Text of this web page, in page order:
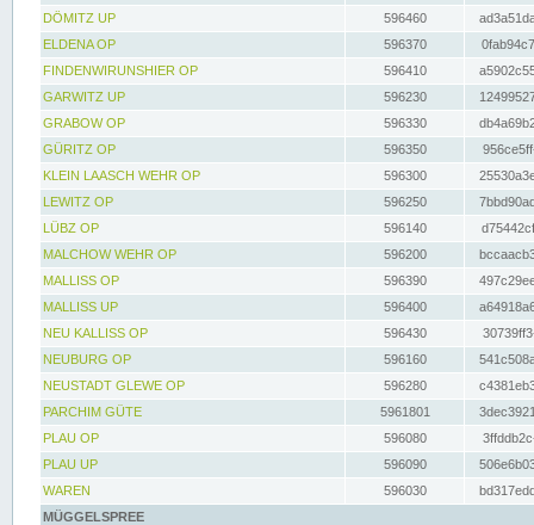
DÖMITZ UP
596460
ELDENA OP
596370
FINDENWIRUNSHIER OP
596410
GARWITZ UP
596230
GRABOW OP
596330
GÜRITZ OP
596350
KLEIN LAASCH WEHR OP
596300
LEWITZ OP
596250
LÜBZ OP
596140
MALCHOW WEHR OP
596200
MALLISS OP
596390
MALLISS UP
596400
NEU KALLISS OP
596430
NEUBURG OP
596160
NEUSTADT GLEWE OP
596280
PARCHIM GÜTE
5961801
PLAU OP
596080
PLAU UP
596090
WAREN
596030
MÜGGELSPREE